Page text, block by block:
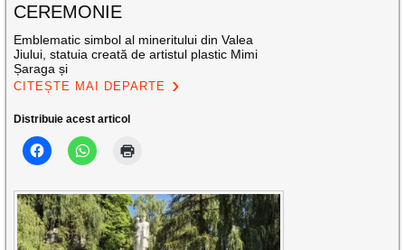
CEREMONIE
Emblematic simbol al mineritului din Valea
Jiului, statuia creată de artistul plastic Mimi
Șaraga și
CITEȘTE MAI DEPARTE
Distribuie acest articol